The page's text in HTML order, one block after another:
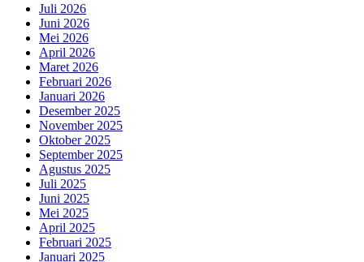
Juli 2026
Juni 2026
Mei 2026
April 2026
Maret 2026
Februari 2026
Januari 2026
Desember 2025
November 2025
Oktober 2025
September 2025
Agustus 2025
Juli 2025
Juni 2025
Mei 2025
April 2025
Februari 2025
Januari 2025